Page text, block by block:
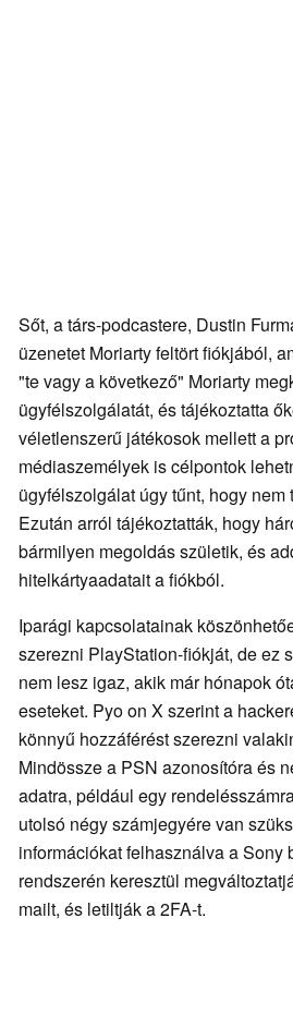
Sőt, a társ-podcastere, Dustin
üzenetet Moriarty feltört fiókjából,
"te vagy a következő" Moriarty
ügyfélszolgálatát, és tájékoztatta
véletlenszerű játékosok mellett a
médiaszemélyek is célpontok
ügyfélszolgálat úgy tűnt, hogy nem
Ezután arról tájékoztatták, hogy
bármilyen megoldás születik, és
hitelkártyaadatait a fiókból.
Iparági kapcsolatainak
szerezni PlayStation-fiókját, de ez
nem lesz igaz, akik már hónapok
eseteket. Pyo on X szerint a
könnyű hozzáférést szerezni
Mindössze a PSN azonosítóra és
adatra, például egy
utolsó négy számjegyére van
információkat felhasználva a Sony
rendszerén keresztül
mailt, és letiltják a 2FA-t.